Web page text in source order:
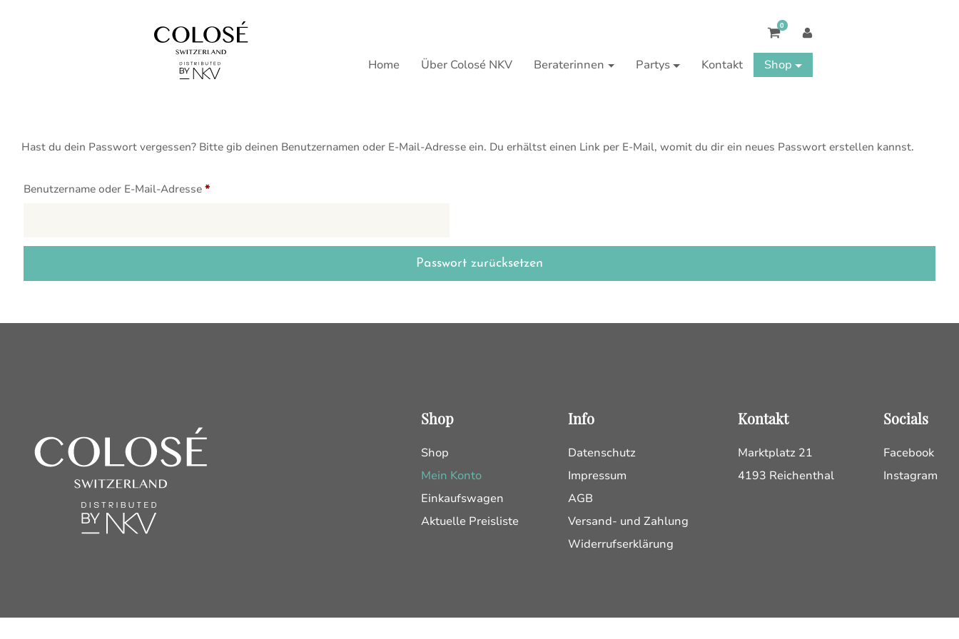
0
Home Über Colosé NKV Beraterinnen Partys Kontakt Shop
Hast du dein Passwort vergessen? Bitte gib deinen Benutzernamen oder E-Mail-Adresse ein. Du erhältst einen Link per E-Mail, womit du dir ein neues Passwort erstellen kannst.
Benutzername oder E-Mail-Adresse *Erforderlich
Passwort zurücksetzen
Shop
Shop
Mein Konto
Einkaufswagen
Aktuelle Preisliste
Info
Datenschutz
Impressum
AGB
Versand- und Zahlung
Widerrufserklärung
Kontakt
Marktplatz 21
4193 Reichenthal
Socials
Facebook
Instagram